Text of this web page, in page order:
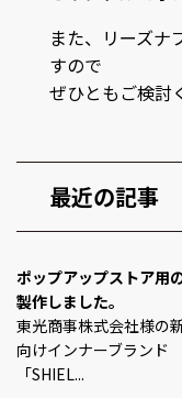
また、リーズナ
すので
ぜひともご検討
最近の記事
ポップアップストア用
製作しました。
東光商事株式会社様の
向けインナーブランド
「SHIEL...